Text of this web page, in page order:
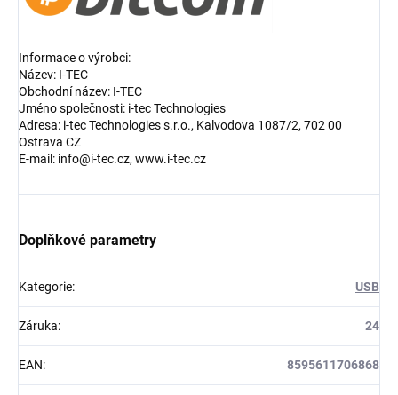
Informace o výrobci:
Název: I-TEC
Obchodní název: I-TEC
Jméno společnosti: i-tec Technologies
Adresa: i-tec Technologies s.r.o., Kalvodova 1087/2, 702 00
Ostrava CZ
E-mail: info@i-tec.cz, www.i-tec.cz
Doplňkové parametry
Kategorie: USB
Záruka: 24
EAN: 8595611706868